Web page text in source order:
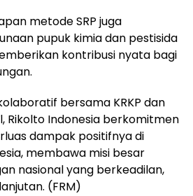
metode SRP juga
pupuk kimia dan pestisida
kontribusi nyata bagi
bersama KRKP dan
Rikolto Indonesia berkomitmen
dampak positifnya di
membawa misi besar
nasional yang berkeadilan,
(FRM)